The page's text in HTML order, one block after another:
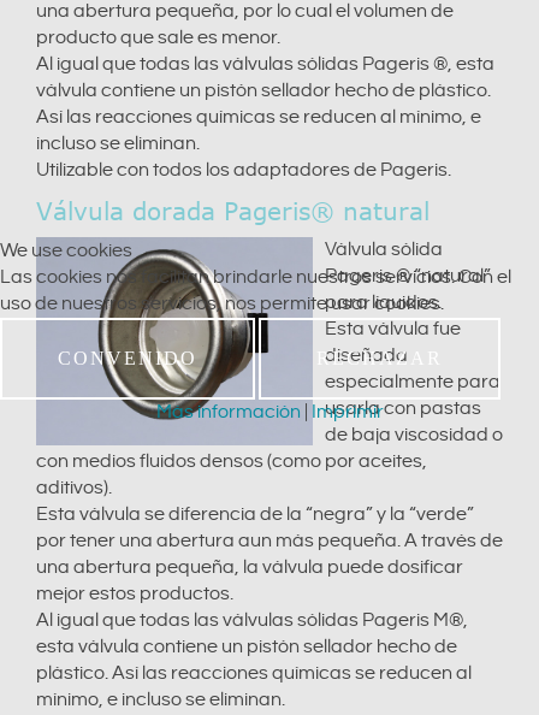
una abertura pequeña, por lo cual el volumen de
producto que sale es menor.
Al igual que todas las válvulas sólidas Pageris ®, esta
válvula contiene un pistón sellador hecho de plástico.
Así las reacciones químicas se reducen al mínimo, e
incluso se eliminan.
Utilizable con todos los adaptadores de Pageris.
Válvula dorada Pageris® natural
Válvula sólida
Pageris ® “natural”
para líquidos.
Esta válvula fue
diseñada
especialmente para
usarla con pastas
de baja viscosidad o
con medios fluidos densos (como por aceites,
aditivos).
Esta válvula se diferencia de la “negra” y la “verde”
por tener una abertura aun más pequeña. A través de
una abertura pequeña, la válvula puede dosificar
mejor estos productos.
Al igual que todas las válvulas sólidas Pageris M®,
esta válvula contiene un pistón sellador hecho de
plástico. Así las reacciones químicas se reducen al
mínimo, e incluso se eliminan.
We use cookies
Las cookies nos facilitan brindarle nuestros servicios. Con el
uso de nuestros servicios, nos permite usar cookies.
CONVENIDO RECHAZAR
Más información Imprimir